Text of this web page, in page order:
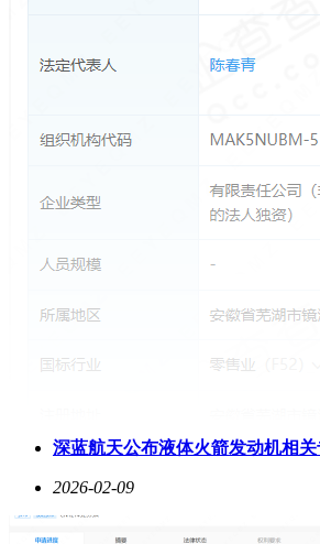
深蓝航天公布液体火箭发动机相
2026-02-09